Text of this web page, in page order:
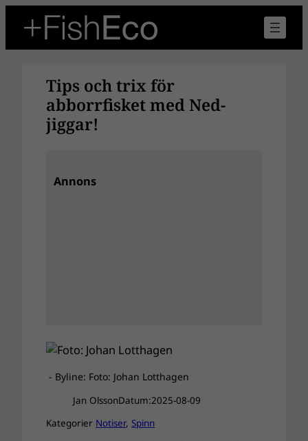
innehåll
Tips och trix för
abborrfisket med Ned-
jiggar!
Annons
- Byline: Foto: Johan Lotthagen
Jan OlssonDatum:2025-08-09
Kategorier Notiser, Spinn